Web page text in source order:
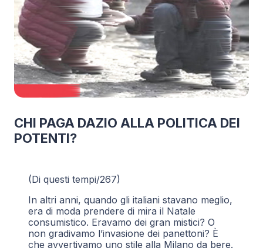
CHI PAGA DAZIO ALLA POLITICA DEI
POTENTI?
(Di questi tempi/267)
In altri anni, quando gli italiani stavano meglio,
era di moda prendere di mira il Natale
consumistico. Eravamo dei gran mistici? O
non gradivamo l’invasione dei panettoni? È
che avvertivamo uno stile alla Milano da bere.